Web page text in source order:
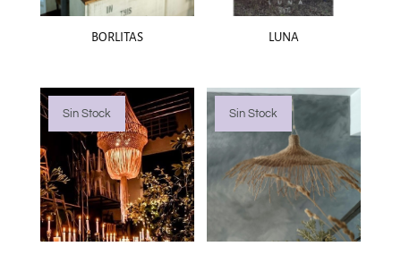
BORLITAS LUNA
Sin Stock Sin Stock